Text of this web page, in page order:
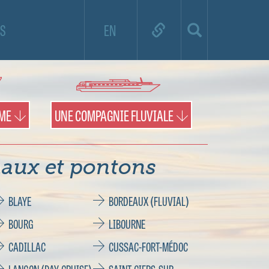
EN
de croisière et utilisez la carte pour
territoires et les pontons.
UNE COMPAGNIE FLUVIALE
et pontons
BLAYE
BORDEAUX (FLUVIAL)
BOURG
LIBOURNE
CADILLAC
CUSSAC-FORT-MÉDOC